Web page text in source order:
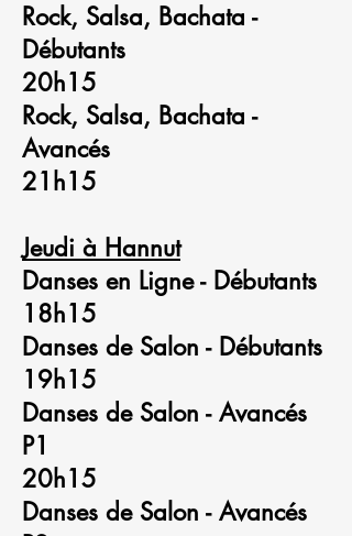
Rock, Salsa, Bachata -
Débutants
20h15
Rock, Salsa, Bachata -
Avancés
21h15
Jeudi à Hannut
Danses en Ligne - Débutants
18h15
Danses de Salon - Débutants
19h15
Danses de Salon - Avancés
P1
20h15
Danses de Salon - Avancés